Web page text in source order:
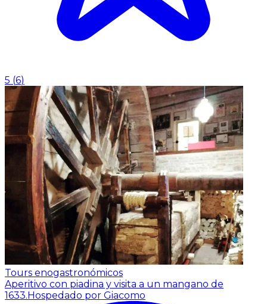
5 (6)
Tours enogastronómicos
Aperitivo con piadina y visita a un mangano de
1633.Hospedado por Giacomo